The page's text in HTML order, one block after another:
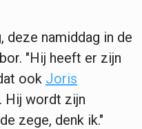
deze namiddag in de
"Hij heeft er zijn
ook Joris
Hij wordt zijn
zege, denk ik."